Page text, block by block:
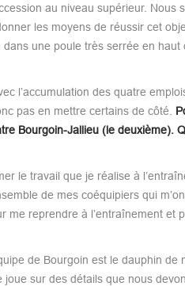
au niveau supérieur. Nous
les moyens de réussir cet
une poule très serrée en haut
l’accumulation des quatre
pas en mettre certains de côté.
Bourgoin-Jallieu (le deuxième).
le travail que je réalise à
de mes coéquipiers qui
me reprendre à l’entraînement et
de Bourgoin est le dauphin de
sur des détails que nous